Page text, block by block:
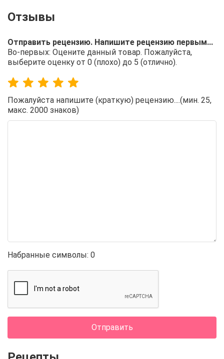
Отправить рецензию. Напишите рецензию первым...
Во-первых: Оцените данный товар. Пожалуйста,
выберите оценку от 0 (плохо) до 5 (отлично).
Пожалуйста напишите (краткую) рецензию....(мин. 25,
макс. 2000 знаков)
Набранные символы: 0
Отправить